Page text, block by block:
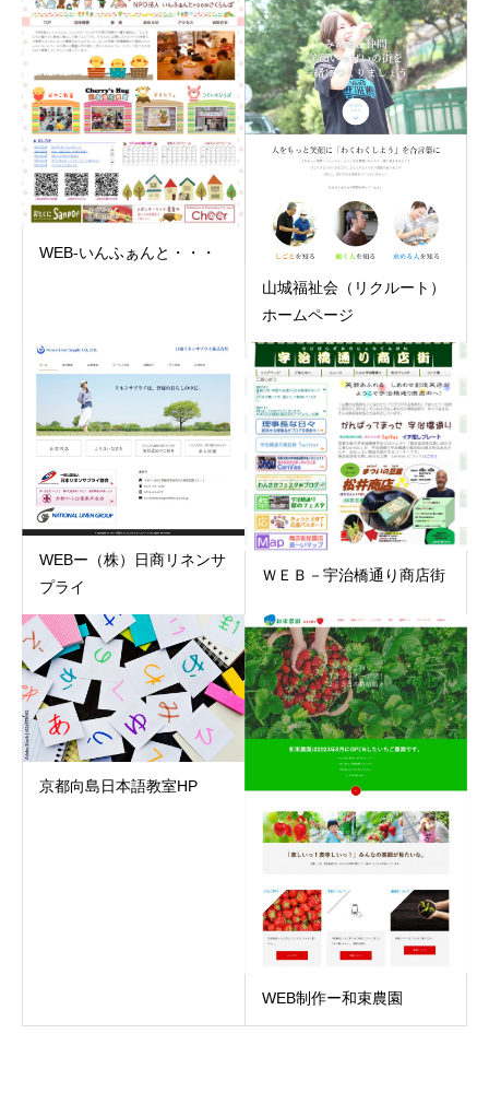
WEB-いんふぁんと・・・
山城福祉会（リクルート）
ホームページ
WEBー（株）日商リネンサ
プライ
ＷＥＢ－宇治橋通り商店街
京都向島日本語教室HP
WEB制作ー和束農園